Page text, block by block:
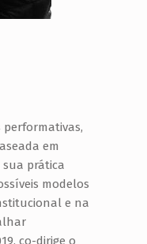
performativas,
em
sua prática
modelos
e na